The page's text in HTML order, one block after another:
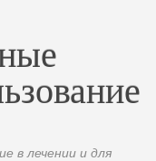
в лечении и для